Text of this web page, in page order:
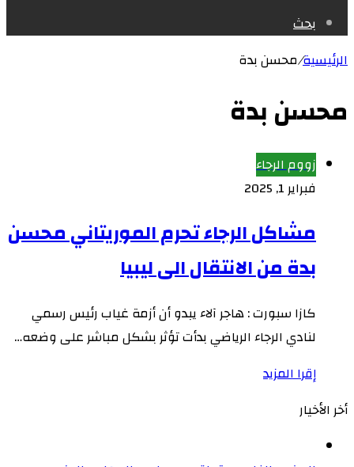
بحث
الرئيسية/محسن بدة
محسن بدة
زووم الرجاء
فبراير 1, 2025
مشاكل الرجاء تحرم الموريتاني محسن
بدة من الانتقال الى ليبيا
كازا سبورت : هاجر آلاء يبدو أن أزمة غياب رئيس رسمي
لنادي الرجاء الرياضي بدأت تؤثر بشكل مباشر على وضعه…
إقرا المزيد
أخر الأخيار